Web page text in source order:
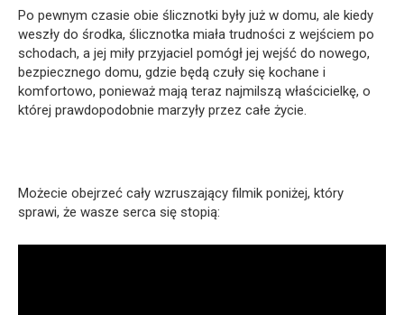
Po pewnym czasie obie ślicznotki były już w domu, ale kiedy
weszły do środka, ślicznotka miała trudności z wejściem po
schodach, a jej miły przyjaciel pomógł jej wejść do nowego,
bezpiecznego domu, gdzie będą czuły się kochane i
komfortowo, ponieważ mają teraz najmilszą właścicielkę, o
której prawdopodobnie marzyły przez całe życie.
Możecie obejrzeć cały wzruszający filmik poniżej, który
sprawi, że wasze serca się stopią: